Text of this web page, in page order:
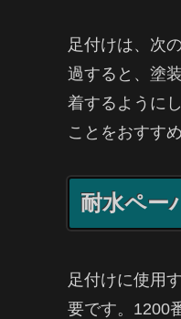
足付けは、次
過すると、塗
着するように
ことをおすす
耐水ペー
足付けに使用
要です。1200